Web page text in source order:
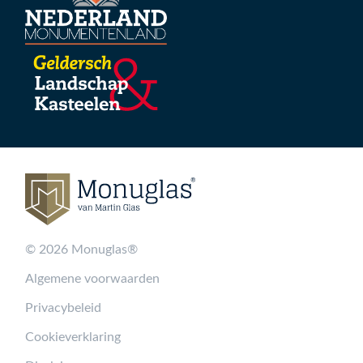
© 2026 Monuglas®
Algemene voorwaarden
Privacybeleid
Cookieverklaring